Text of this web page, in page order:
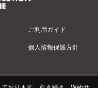
ご利用ガイド
個人情報保護方針